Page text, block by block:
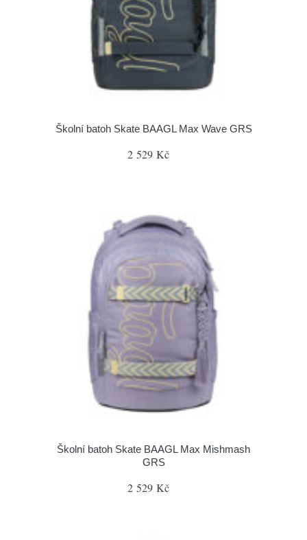
Školní batoh Skate BAAGL Max Wave GRS
2 529 Kč
Školní batoh Skate BAAGL Max Mishmash
GRS
2 529 Kč